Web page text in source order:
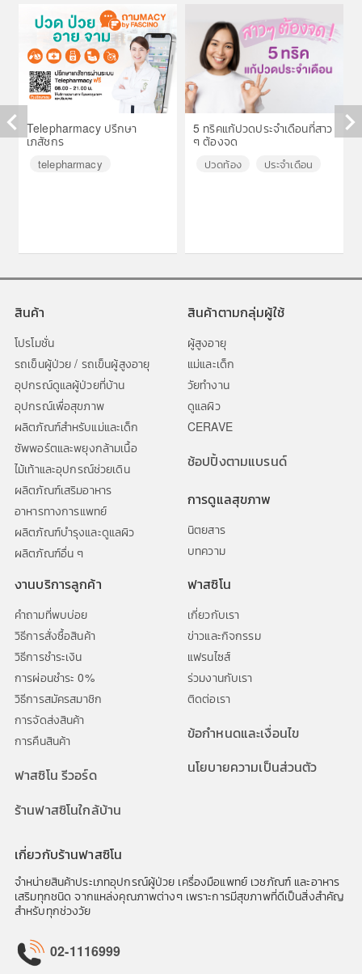
Telepharmacy ปรึกษา
เภสัชกร
telepharmacy
5 ทริคแก้ปวดประจำเดือนที่สาว
ๆ ต้องจด
ปวดท้อง ประจำเดือน
สินค้า
โปรโมชั่น
รถเข็นผู้ป่วย / รถเข็นผู้สูงอายุ
อุปกรณ์ดูแลผู้ป่วยที่บ้าน
อุปกรณ์เพื่อสุขภาพ
ผลิตภัณฑ์สำหรับแม่และเด็ก
ซัพพอร์ตและพยุงกล้ามเนื้อ
ไม้เท้าและอุปกรณ์ช่วยเดิน
ผลิตภัณฑ์เสริมอาหาร
อาหารทางการแพทย์
ผลิตภัณฑ์บำรุงและดูแลผิว
ผลิตภัณฑ์อื่น ๆ
สินค้าตามกลุ่มผู้ใช้
ผู้สูงอายุ
แม่และเด็ก
วัยทำงาน
ดูแลผิว
CERAVE
ช้อปปิ้งตามแบรนด์
การดูแลสุขภาพ
นิตยสาร
บทความ
งานบริการลูกค้า
คำถามที่พบบ่อย
วิธีการสั่งซื้อสินค้า
วิธีการชำระเงิน
การผ่อนชำระ 0%
วิธีการสมัครสมาชิก
การจัดส่งสินค้า
การคืนสินค้า
ฟาสซิโน รีวอร์ด
ร้านฟาสซิโนใกล้บ้าน
ฟาสซิโน
เกี่ยวกับเรา
ข่าวและกิจกรรม
แฟรนไซส์
ร่วมงานกับเรา
ติดต่อเรา
ข้อกำหนดและเงื่อนไข
นโยบายความเป็นส่วนตัว
เกี่ยวกับร้านฟาสซิโน
จำหน่ายสินค้าประเภทอุปกรณ์ผู้ป่วย เครื่องมือแพทย์ เวชภัณฑ์ และอาหาร
เสริมทุกชนิด จากแหล่งคุณภาพต่างๆ เพราะการมีสุขภาพที่ดีเป็นสิ่งสำคัญ
สำหรับทุกช่วงวัย
02-1116999